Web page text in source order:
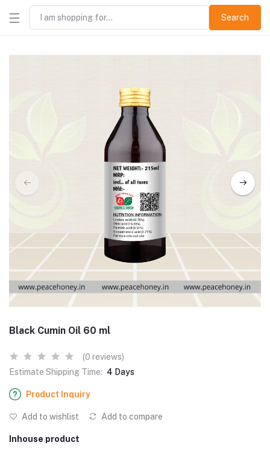
Search
Black Cumin Oil 60 ml
(0 reviews)
Estimate Shipping Time: 4 Days
Product Inquiry
Add to wishlist Add to compare
Inhouse product